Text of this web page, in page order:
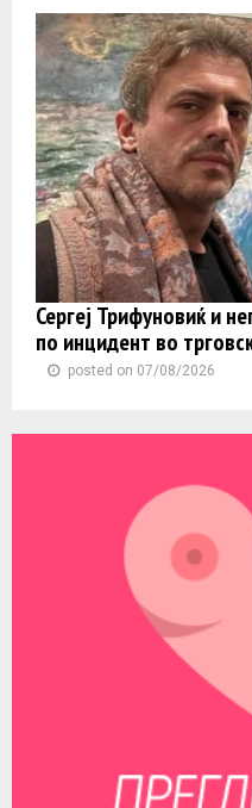
Сергеј Трифуновиќ и
по инцидент во
posted on 07/08/2026